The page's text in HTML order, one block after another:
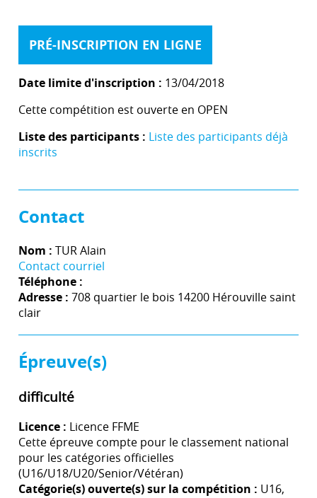
PRÉ-INSCRIPTION EN LIGNE
Date limite d'inscription : 13/04/2018
Cette compétition est ouverte en OPEN
Liste des participants : Liste des participants déjà
inscrits
Contact
Nom : TUR Alain
Contact courriel
Téléphone :
Adresse : 708 quartier le bois 14200 Hérouville saint
clair
Épreuve(s)
difficulté
Licence : Licence FFME
Cette épreuve compte pour le classement national
pour les catégories officielles
(U16/U18/U20/Senior/Vétéran)
Catégorie(s) ouverte(s) sur la compétition : U16,